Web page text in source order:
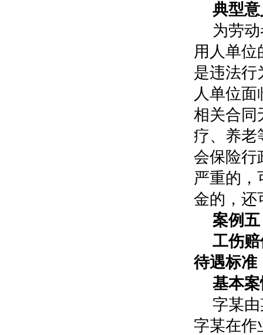
典型
为劳
用人单位
是违法行
人单位
相关合同
疗、养老
会保险行
严重的，
金的，还
案例五
工伤
待遇标准
基本
字某
字某在作